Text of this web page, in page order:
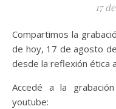
17
Compartimos la grabación del Conversatorio emitido el día
de hoy, 17 de agosto
desde la reflexión ética
Accedé a la
youtube: